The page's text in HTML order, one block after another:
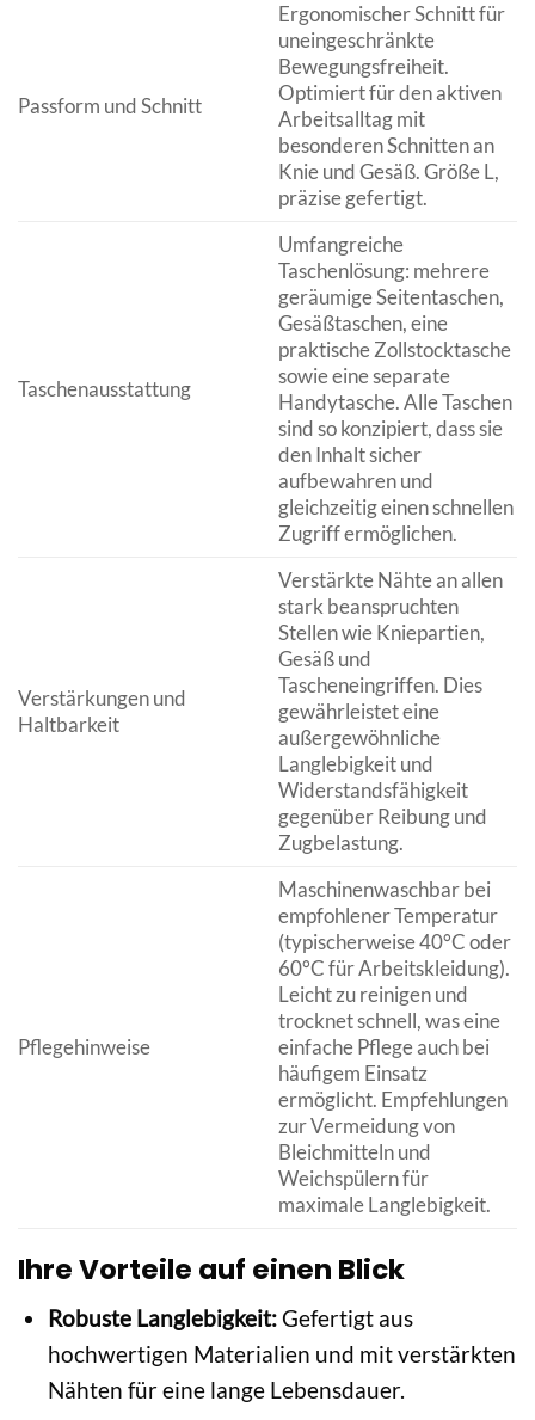
Passform und Schnitt
Ergonomischer Schnitt für
uneingeschränkte
Bewegungsfreiheit.
Optimiert für den aktiven
Arbeitsalltag mit
besonderen Schnitten an
Knie und Gesäß. Größe L,
präzise gefertigt.
Taschenausstattung
Umfangreiche
Taschenlösung: mehrere
geräumige Seitentaschen,
Gesäßtaschen, eine
praktische Zollstocktasche
sowie eine separate
Handytasche. Alle Taschen
sind so konzipiert, dass sie
den Inhalt sicher
aufbewahren und
gleichzeitig einen schnellen
Zugriff ermöglichen.
Verstärkungen und
Haltbarkeit
Verstärkte Nähte an allen
stark beanspruchten
Stellen wie Kniepartien,
Gesäß und
Tascheneingriffen. Dies
gewährleistet eine
außergewöhnliche
Langlebigkeit und
Widerstandsfähigkeit
gegenüber Reibung und
Zugbelastung.
Pflegehinweise
Maschinenwaschbar bei
empfohlener Temperatur
(typischerweise 40°C oder
60°C für Arbeitskleidung).
Leicht zu reinigen und
trocknet schnell, was eine
einfache Pflege auch bei
häufigem Einsatz
ermöglicht. Empfehlungen
zur Vermeidung von
Bleichmitteln und
Weichspülern für
maximale Langlebigkeit.
Ihre Vorteile auf einen Blick
Robuste Langlebigkeit:Gefertigt aus
hochwertigen Materialien und mit verstärkten
Nähten für eine lange Lebensdauer.